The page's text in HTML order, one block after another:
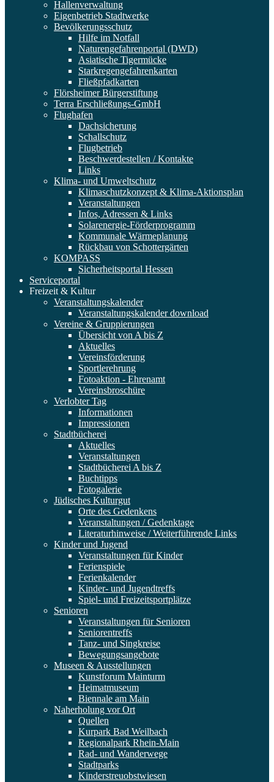
Hallenverwaltung
Eigenbetrieb Stadtwerke
Bevölkerungsschutz
Hilfe im Notfall
Naturengefahrenportal (DWD)
Asiatische Tigermücke
Starkregengefahrenkarten
Fließpfadkarten
Flörsheimer Bürgerstiftung
Terra Erschließungs-GmbH
Flughafen
Dachsicherung
Schallschutz
Flugbetrieb
Beschwerdestellen / Kontakte
Links
Klima- und Umweltschutz
Klimaschutzkonzept & Klima-Aktionsplan
Veranstaltungen
Infos, Adressen & Links
Solarenergie-Förderprogramm
Kommunale Wärmeplanung
Rückbau von Schottergärten
KOMPASS
Sicherheitsportal Hessen
Serviceportal
Freizeit & Kultur
Veranstaltungskalender
Veranstaltungskalender download
Vereine & Gruppierungen
Übersicht von A bis Z
Aktuelles
Vereinsförderung
Sportlerehrung
Fotoaktion - Ehrenamt
Vereinsbroschüre
Verlobter Tag
Informationen
Impressionen
Stadtbücherei
Aktuelles
Veranstaltungen
Stadtbücherei A bis Z
Buchtipps
Fotogalerie
Jüdisches Kulturgut
Orte des Gedenkens
Veranstaltungen / Gedenktage
Literaturhinweise / Weiterführende Links
Kinder und Jugend
Veranstaltungen für Kinder
Ferienspiele
Ferienkalender
Kinder- und Jugendtreffs
Spiel- und Freizeitsportplätze
Senioren
Veranstaltungen für Senioren
Seniorentreffs
Tanz- und Singkreise
Bewegungsangebote
Museen & Ausstellungen
Kunstforum Mainturm
Heimatmuseum
Biennale am Main
Naherholung vor Ort
Quellen
Kurpark Bad Weilbach
Regionalpark Rhein-Main
Rad- und Wanderwege
Stadtparks
Kinderstreuobstwiesen